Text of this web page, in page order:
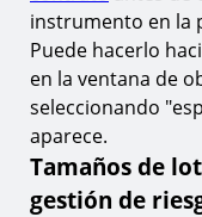
instrumento en la
Puede hacerlo
en la ventana de
seleccionando
aparece.
Tamaños de
gestión de